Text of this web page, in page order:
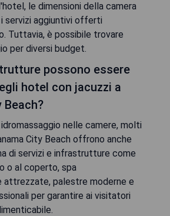
le dimensioni della camera
servizi aggiuntivi offerti
Tuttavia, è possibile trovare
per diversi budget.
possono essere
hotel con jacuzzi a
Beach?
nelle camere, molti
City Beach offrono anche
di servizi e infrastrutture come
o al coperto, spa
palestre moderne e
per garantire ai visitatori